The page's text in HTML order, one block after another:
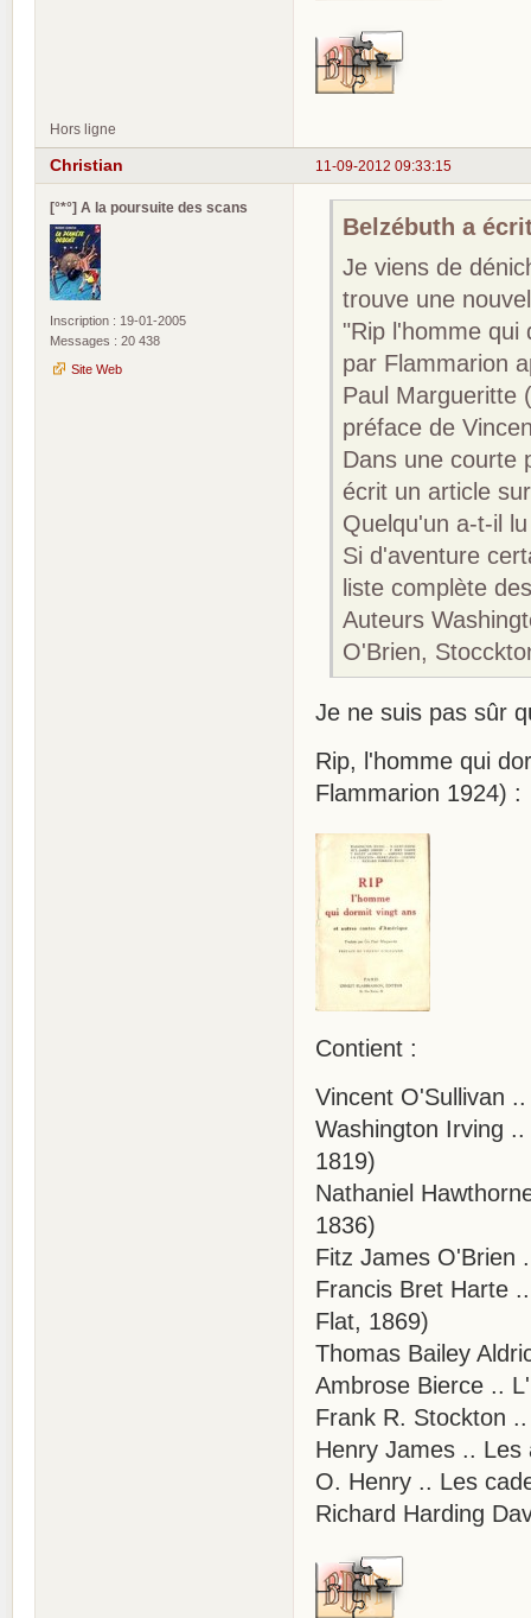
Hors ligne
11-09-2012 09:33:15
Christian
[°*°] A la poursuite des scans
Inscription : 19-01-2005
Messages : 20 438
Site Web
Belzébuth a
Je viens de
trouve une
"Rip l'homme qui
par Flammarion
Paul Margueritte
préface de
Dans une courte
écrit un article
Quelqu'un a-t-il
Si d'aventure
liste complète
Auteurs
O'Brien,
Je ne suis pas sûr
Rip, l'homme qui
Flammarion 1924) :
Contient :
Vincent O'Sullivan
Washington Irving
1819)
Nathaniel
1836)
Fitz James O'Brien
Francis Bret Harte
Flat, 1869)
Thomas Bailey
Ambrose Bierce ..
Frank R. Stockton
Henry James .. Les
O. Henry .. Les
Richard Harding